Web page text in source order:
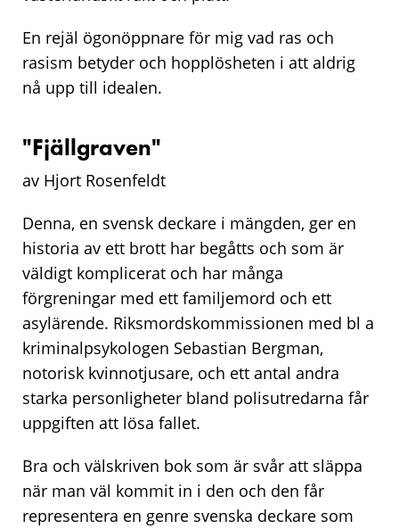
En rejäl ögonöppnare för mig vad ras och
rasism betyder och hopplösheten i att aldrig
nå upp till idealen.
"Fjällgraven"
av Hjort Rosenfeldt
Denna, en svensk deckare i mängden, ger en
historia av ett brott har begåtts och som är
väldigt komplicerat och har många
förgreningar med ett familjemord och ett
asylärende. Riksmordskommissionen med bl a
kriminalpsykologen Sebastian Bergman,
notorisk kvinnotjusare, och ett antal andra
starka personligheter bland polisutredarna får
uppgiften att lösa fallet.
Bra och välskriven bok som är svår att släppa
när man väl kommit in i den och den får
representera en genre svenska deckare som